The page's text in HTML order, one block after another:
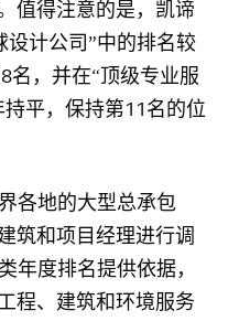
值得注意的是，凯谛
设计公司”中的排名较
名，并在“顶级专业服
平，保持第11名的位
各地的大型总承包
筑和项目经理进行调
年度排名提供依据，
程、建筑和环境服务